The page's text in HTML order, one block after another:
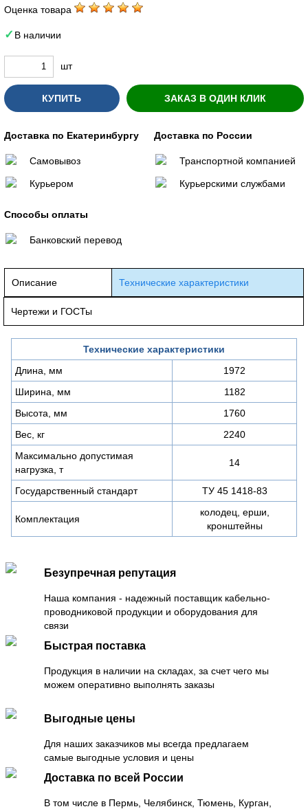
Оценка товара
В наличии
шт
КУПИТЬ ЗАКАЗ В ОДИН КЛИК
Доставка по Екатеринбургу
Самовывоз
Курьером
Доставка по России
Транспортной компанией
Курьерскими службами
Способы оплаты
Банковский перевод
Описание Технические характеристики
Чертежи и ГОСТы
Технические характеристики
Длина, мм
1972
Ширина, мм
1182
Высота, мм
1760
Вес, кг
2240
Максимально допустимая
нагрузка, т
14
Государственный стандарт ТУ 45 1418-83
Комплектация
колодец, ерши,
кронштейны
Безупречная репутация
Наша компания - надежный поставщик кабельно-
проводниковой продукции и оборудования для
связи
Быстрая поставка
Продукция в наличии на складах, за счет чего мы
можем оперативно выполнять заказы
Выгодные цены
Для наших заказчиков мы всегда предлагаем
самые выгодные условия и цены
Доставка по всей России
В том числе в Пермь, Челябинск, Тюмень, Курган,